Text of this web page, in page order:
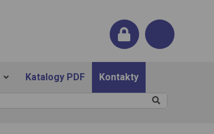
Katalogy PDF Kontakty